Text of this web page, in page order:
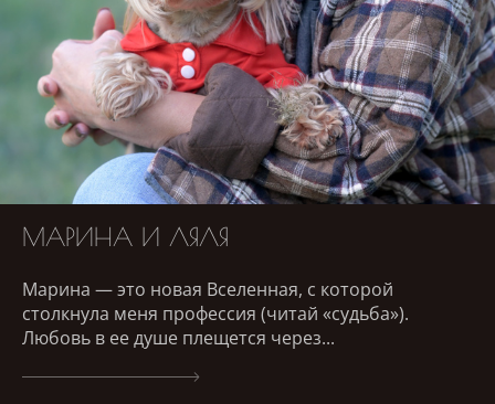
МАРИНА И ЛЯЛЯ
Марина — это новая Вселенная, с которой
столкнула меня профессия (читай «судьба»).
Любовь в ее душе плещется через...